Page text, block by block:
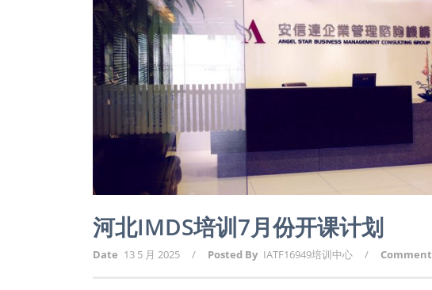
河北IMDS培训7月份开课计划
Date 13 5 月 2025 / Posted By IATF16949培训中心 / Comment